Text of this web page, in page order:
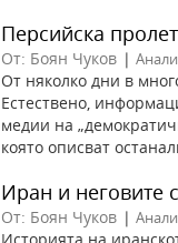
Персийска
От: Боян Чуков |
От няколко дни в
Естествено,
медии на
която описват
Иран и неговите
От: Боян Чуков |